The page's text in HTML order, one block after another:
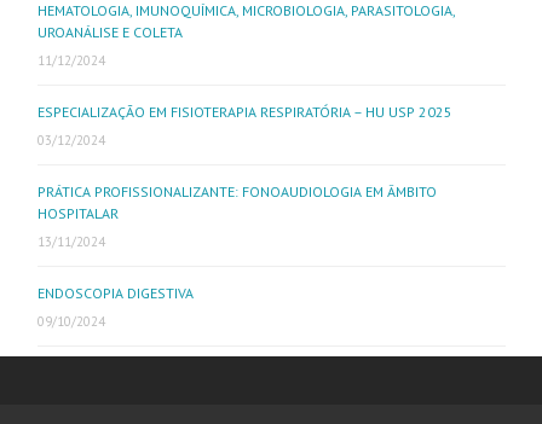
HEMATOLOGIA, IMUNOQUÍMICA, MICROBIOLOGIA, PARASITOLOGIA,
UROANÁLISE E COLETA
11/12/2024
ESPECIALIZAÇÃO EM FISIOTERAPIA RESPIRATÓRIA – HU USP 2025
03/12/2024
PRÁTICA PROFISSIONALIZANTE: FONOAUDIOLOGIA EM ÂMBITO
HOSPITALAR
13/11/2024
ENDOSCOPIA DIGESTIVA
09/10/2024